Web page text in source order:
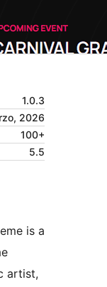
1.0.3
2026
100+
5.5
is a
artist,